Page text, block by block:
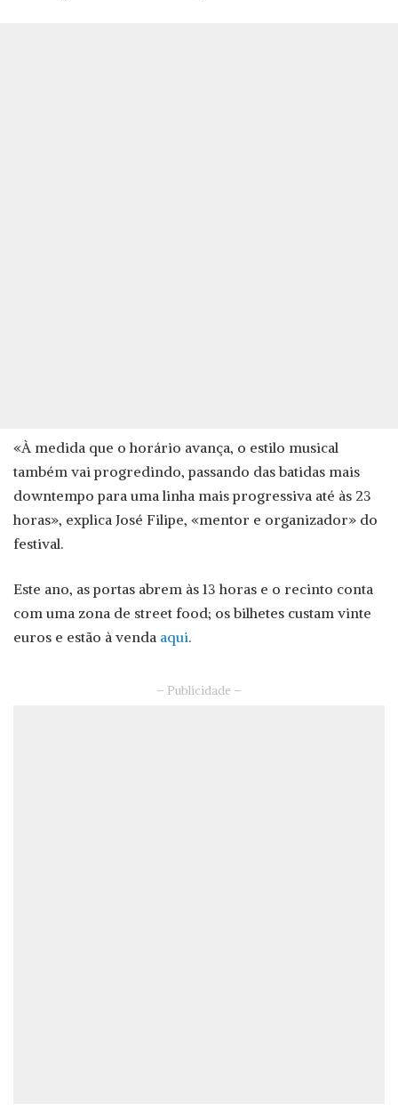
«À medida que o horário avança, o estilo musical
também vai progredindo, passando das batidas mais
downtempo para uma linha mais progressiva até às 23
horas», explica José Filipe, «mentor e organizador» do
festival.
Este ano, as portas abrem às 13 horas e o recinto conta
com uma zona de street food; os bilhetes custam vinte
euros e estão à venda aqui.
– Publicidade –